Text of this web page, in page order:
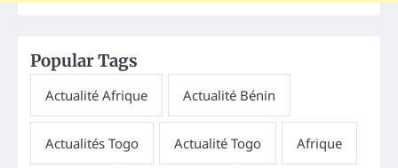
Popular Tags